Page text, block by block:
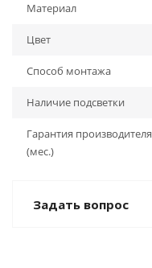
Материал
Цвет
Способ монтажа
Наличие подсветки
Гарантия производителя
(мес.)
Задать вопрос